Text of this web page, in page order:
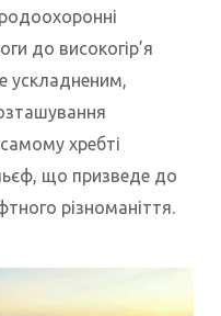
до високогір’я
ускладненим,
хребті
що призведе до
різноманіття.